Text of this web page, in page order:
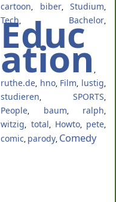
cartoon, biber,Studium,
Tech, Bachelor,
Educ
ation,
ruthe.de, hno, Film, lustig,
studieren, SPORTS,
People, baum, ralph,
witzig, total, Howto, pete,
comic, parody, Comedy